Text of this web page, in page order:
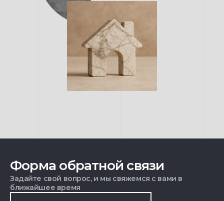
Форма обратной связи
Задайте свой вопрос, и мы свяжемся с вами в
ближайшее время